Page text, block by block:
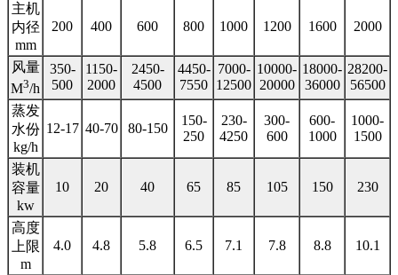
主机
内径
mm
200 400 600 800 1000 1200 1600 2000
风量
M3/h
350-
500
1150-
2000
2450-
4500
4450-
7550
7000-
12500
10000-
20000
18000-
36000
28200-
56500
蒸发
水份
kg/h
12-17 40-70 80-150
150-
250
230-
4250
300-
600
600-
1000
1000-
1500
装机
容量
kw
10 20 40 65 85 105 150 230
高度
上限
m
4.0 4.8 5.8 6.5 7.1 7.8 8.8 10.1